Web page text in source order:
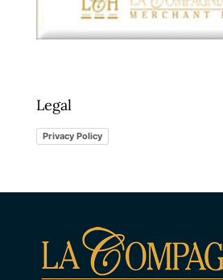
Legal
Privacy Policy